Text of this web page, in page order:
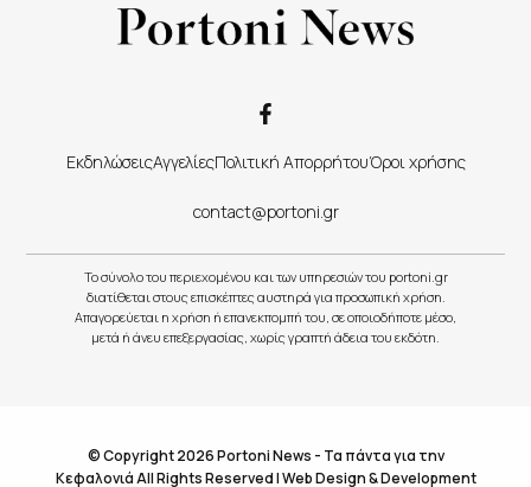
ΕκδηλώσειςΑγγελίεςΠολιτική ΑπορρήτουΌροι χρήσης
contact@portoni.gr
Το σύνολο του περιεχομένου και των υπηρεσιών του portoni.gr
διατίθεται στους επισκέπτες αυστηρά για προσωπική χρήση.
Απαγορεύεται η χρήση ή επανεκπομπή του, σε οποιοδήποτε μέσο,
μετά ή άνευ επεξεργασίας, χωρίς γραπτή άδεια του εκδότη.
© Copyright 2026 Portoni News - Τα πάντα για την
Κεφαλονιά All Rights Reserved |Web Design & Development